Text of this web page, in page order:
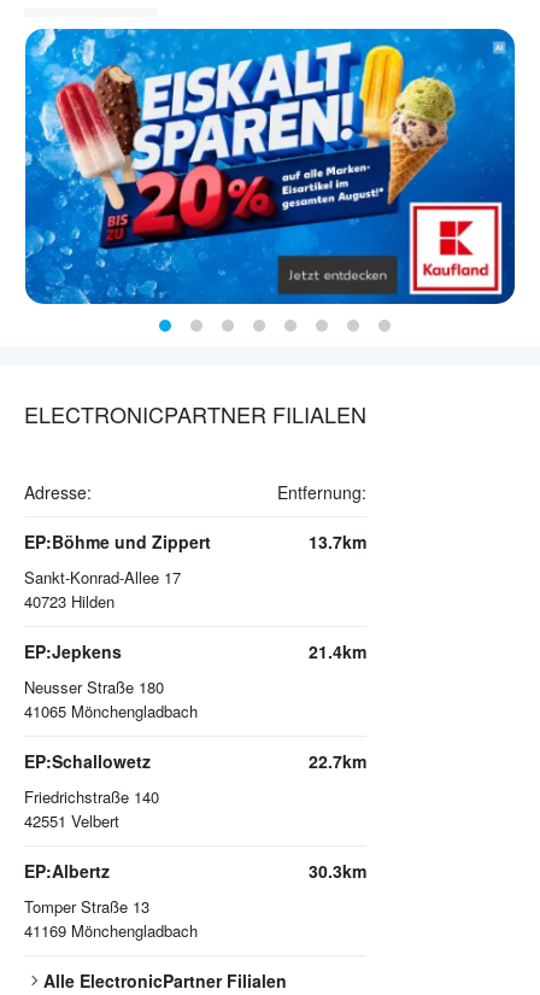
ELECTRONICPARTNER FILIALEN
Adresse: Entfernung:
EP:Böhme und Zippert
Sankt-Konrad-Allee 17
40723 Hilden
13.7km
EP:Jepkens
Neusser Straße 180
41065 Mönchengladbach
21.4km
EP:Schallowetz
Friedrichstraße 140
42551 Velbert
22.7km
EP:Albertz
Tomper Straße 13
41169 Mönchengladbach
30.3km
Alle ElectronicPartnerFilialen